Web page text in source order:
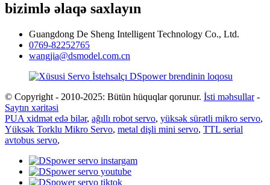
bizimlə əlaqə saxlayın
Guangdong De Sheng Intelligent Technology Co., Ltd.
0769-82252765
wangjia@dsmodel.com.cn
© Copyright - 2010-2025: Bütün hüquqlar qorunur. İsti məhsullar-
Saytın xəritəsi
PUA xidmət edə bilər, ağıllı robot servo, yüksək sürətli mikro servo,
Yüksək Torklu Mikro Servo, metal dişli mini servo, TTL serial
avtobus servo,